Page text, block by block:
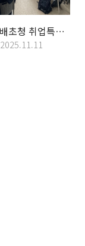
2025년 선배초청 취업특강 (현대중공업)
2025.11.11